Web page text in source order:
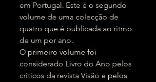
em Portugal. Este é o segundo
volume de uma colecção de
quatro que é publicada ao ritmo
de um por ano.
O primeiro volume foi
considerado Livro do Ano pelos
críticos da revista Visão e pelos